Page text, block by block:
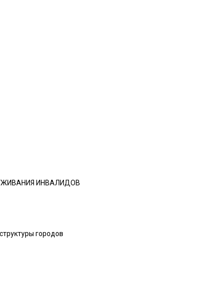
ИНВАЛИДОВ
городов